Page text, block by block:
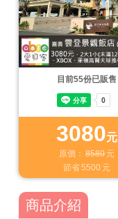
APP下載
3080元
原價： 8580元
節省5500 元
目前55份已販售
商品介紹